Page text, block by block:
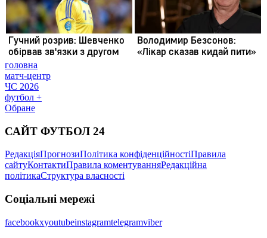
головна
матч-центр
ЧС 2026
футбол +
Обране
САЙТ ФУТБОЛ 24
РедакціяПрогнозиПолітика конфіденційностіПравила
сайтуКонтактиПравила коментуванняРедакційна
політикаСтруктура власності
Соціальні мережі
facebookxyoutubeinstagramtelegramviber